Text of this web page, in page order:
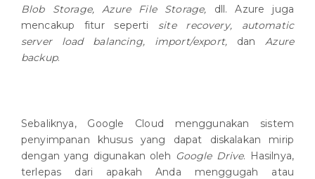
Blob Storage, Azure File Storage, dll. Azure juga
mencakup fitur seperti site recovery, automatic
server load balancing, import/export, dan Azure
backup.
Sebaliknya, Google Cloud menggunakan sistem
penyimpanan khusus yang dapat diskalakan mirip
dengan yang digunakan oleh Google Drive. Hasilnya,
terlepas dari apakah Anda menggugah atau